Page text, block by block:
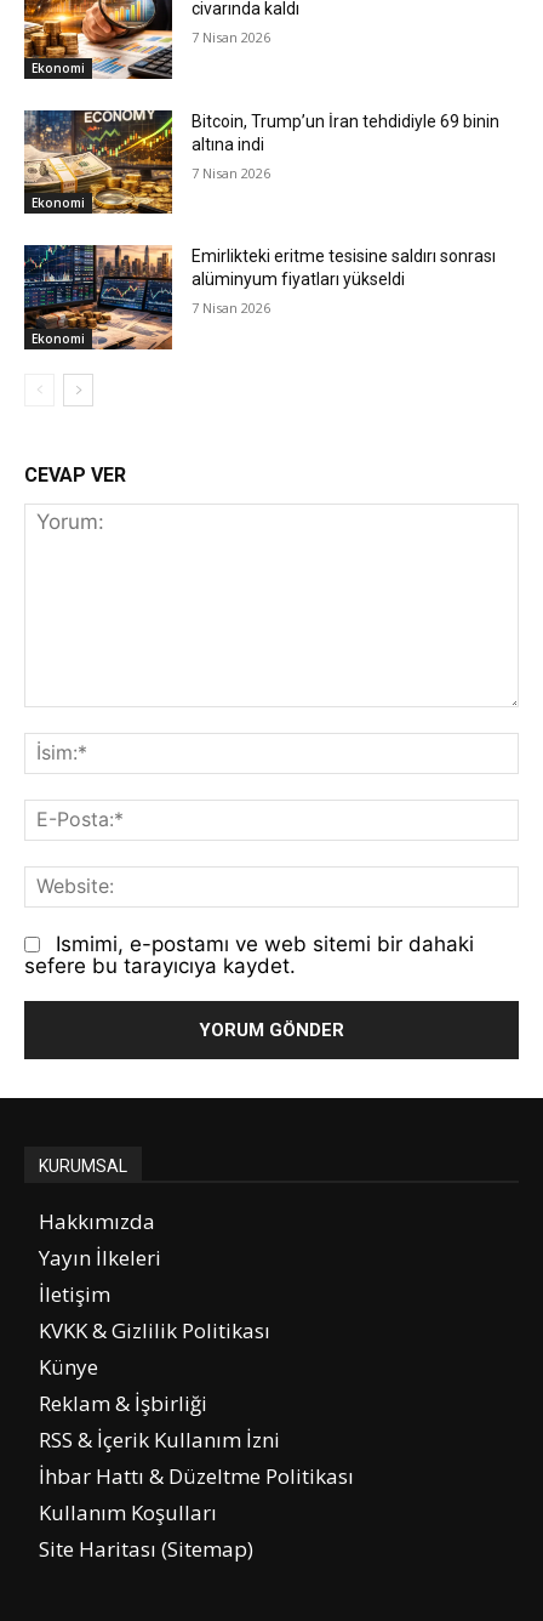
Ekonomi
civarında kaldı
7 Nisan 2026
Ekonomi
Bitcoin, Trump’un İran tehdidiyle 69 binin
altına indi
7 Nisan 2026
Ekonomi
Emirlikteki eritme tesisine saldırı sonrası
alüminyum fiyatları yükseldi
7 Nisan 2026
CEVAP VER
Yorum:
E-
Ismimi, e-postamı ve web sitemi bir dahaki
sefere bu tarayıcıya kaydet.
KURUMSAL
Hakkımızda
Yayın İlkeleri
İletişim
KVKK & Gizlilik Politikası
Künye
Reklam & İşbirliği
RSS & İçerik Kullanım İzni
İhbar Hattı & Düzeltme Politikası
Kullanım Koşulları
Site Haritası (Sitemap)